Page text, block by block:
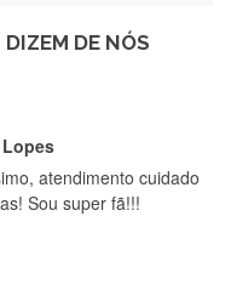
DE NÓS
atendimento cuidado
Sou super fã!!!